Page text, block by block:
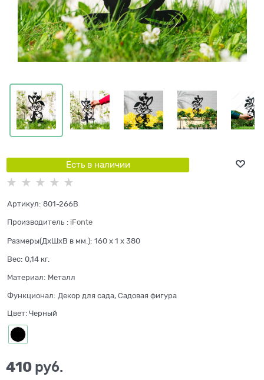
Есть в наличии
Артикул: 801-266B
Производитель : iFonte
Размеры(ДхШхВ в мм.): 160 x 1 x 380
Вес: 0,14 кг.
Материал: Металл
Функционал: Декор для сада, Садовая фигура
Цвет: Черный
410 руб.